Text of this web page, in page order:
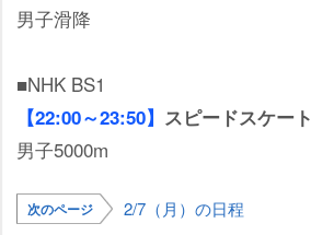
男子滑降
■NHK BS1
【22:00～23:50】 スピードスケート
男子5000m
次のページ 2/7（月）の日程